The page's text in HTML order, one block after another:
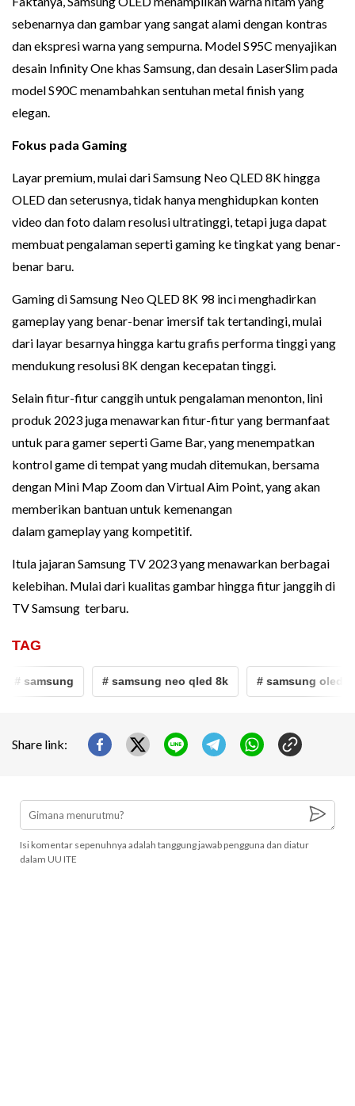
sebenarnya dan gambar yang sangat alami dengan kontras
dan ekspresi warna yang sempurna. Model S95C menyajikan
desain Infinity One khas Samsung, dan desain LaserSlim pada
model S90C menambahkan sentuhan metal finish yang
elegan.
Fokus pada Gaming
Layar premium, mulai dari Samsung Neo QLED 8K hingga
OLED dan seterusnya, tidak hanya menghidupkan konten
video dan foto dalam resolusi ultratinggi, tetapi juga dapat
membuat pengalaman seperti gaming ke tingkat yang benar-
benar baru.
Gaming di Samsung Neo QLED 8K 98 inci menghadirkan
gameplay yang benar-benar imersif tak tertandingi, mulai
dari layar besarnya hingga kartu grafis performa tinggi yang
mendukung resolusi 8K dengan kecepatan tinggi.
Selain fitur-fitur canggih untuk pengalaman menonton, lini
produk 2023 juga menawarkan fitur-fitur yang bermanfaat
untuk para gamer seperti Game Bar, yang menempatkan
kontrol game di tempat yang mudah ditemukan, bersama
dengan Mini Map Zoom dan Virtual Aim Point, yang akan
memberikan bantuan untuk kemenangan
dalam gameplay yang kompetitif.
Itula jajaran Samsung TV 2023 yang menawarkan berbagai
kelebihan. Mulai dari kualitas gambar hingga fitur janggih di
TV Samsung terbaru.
TAG
samsung # samsung neo qled 8k # samsung oled
Share link:
Isi komentar sepenuhnya adalah tanggung jawab pengguna dan diatur
dalam UU ITE